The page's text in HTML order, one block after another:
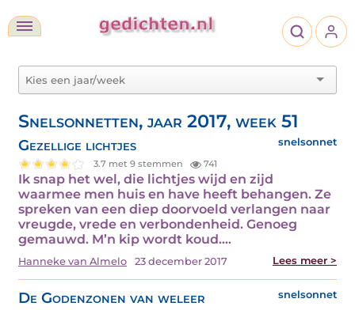
Snelsonnetten, jaar 2017, week 51
Gezellige lichtjes snelsonnet
3.7 met 9 stemmen 741
Ik snap het wel, die lichtjes wijd en zijd
waarmee men huis en have heeft behangen. Ze
spreken van een diep doorvoeld verlangen naar
vreugde, vrede en verbondenheid. Genoeg
gemauwd. M’n kip wordt koud.…
Hanneke van Almelo 23 december 2017 Lees meer >
De Godenzonen van weleer snelsonnet